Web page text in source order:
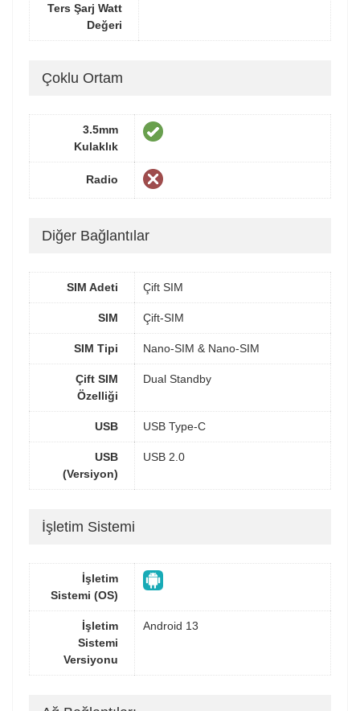
Ters Şarj Watt
Değeri
Çoklu Ortam
3.5mm
Kulaklık
Radio
Diğer Bağlantılar
SIM Adeti Çift SIM
SIM Çift-SIM
SIM Tipi Nano-SIM & Nano-SIM
Çift SIM
Özelliği
Dual Standby
USB USB Type-C
USB
(Versiyon)
USB 2.0
İşletim Sistemi
İşletim
Sistemi (OS)
İşletim
Sistemi
Versiyonu
Android 13